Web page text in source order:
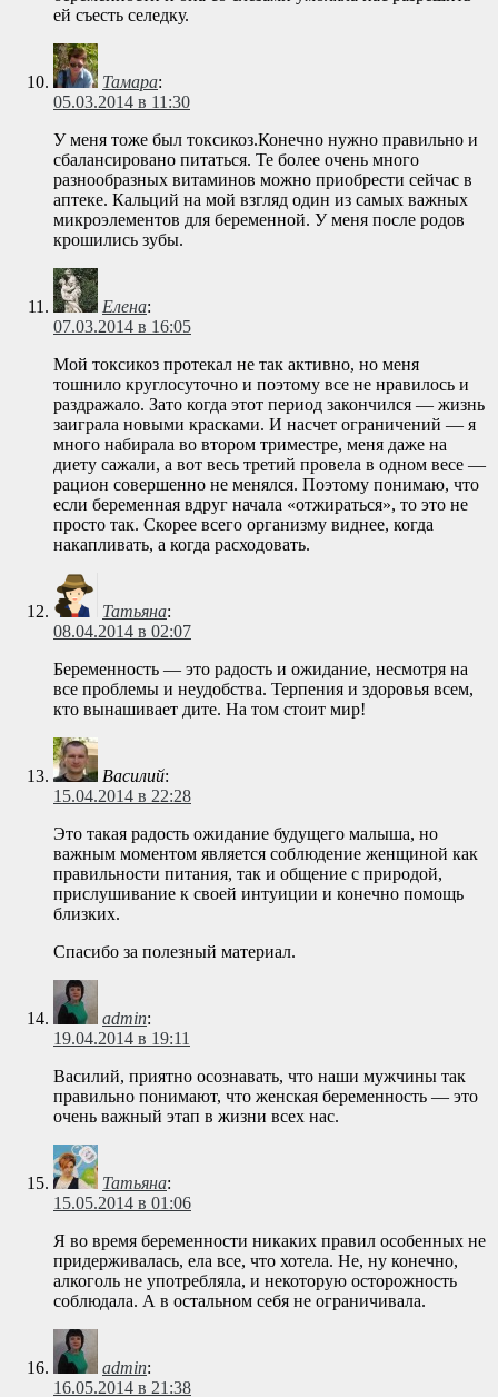
ей съесть селедку.
Тамара:
05.03.2014 в 11:30
У меня тоже был токсикоз.Конечно нужно правильно и
сбалансировано питаться. Те более очень много
разнообразных витаминов можно приобрести сейчас в
аптеке. Кальций на мой взгляд один из самых важных
микроэлементов для беременной. У меня после родов
крошились зубы.
Елена:
07.03.2014 в 16:05
Мой токсикоз протекал не так активно, но меня
тошнило круглосуточно и поэтому все не нравилось и
раздражало. Зато когда этот период закончился — жизнь
заиграла новыми красками. И насчет ограничений — я
много набирала во втором триместре, меня даже на
диету сажали, а вот весь третий провела в одном весе —
рацион совершенно не менялся. Поэтому понимаю, что
если беременная вдруг начала «отжираться», то это не
просто так. Скорее всего организму виднее, когда
накапливать, а когда расходовать.
Татьяна:
08.04.2014 в 02:07
Беременность — это радость и ожидание, несмотря на
все проблемы и неудобства. Терпения и здоровья всем,
кто вынашивает дите. На том стоит мир!
Василий:
15.04.2014 в 22:28
Это такая радость ожидание будущего малыша, но
важным моментом является соблюдение женщиной как
правильности питания, так и общение с природой,
прислушивание к своей интуиции и конечно помощь
близких.
Спасибо за полезный материал.
admin:
19.04.2014 в 19:11
Василий, приятно осознавать, что наши мужчины так
правильно понимают, что женская беременность — это
очень важный этап в жизни всех нас.
Татьяна:
15.05.2014 в 01:06
Я во время беременности никаких правил особенных не
придерживалась, ела все, что хотела. Не, ну конечно,
алкоголь не употребляла, и некоторую осторожность
соблюдала. А в остальном себя не ограничивала.
admin:
16.05.2014 в 21:38